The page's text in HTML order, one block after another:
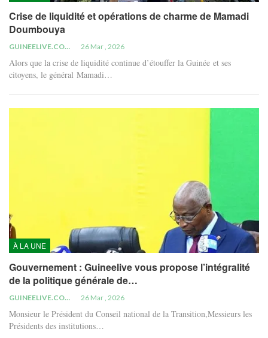
Crise de liquidité et opérations de charme de Mamadi
Doumbouya
GUINEELIVE.COM 26 Mar , 2026
Alors que la crise de liquidité continue d’étouffer la Guinée et ses
citoyens, le général Mamadi…
À LA UNE
Gouvernement : Guineelive vous propose l’intégralité
de la politique générale de…
GUINEELIVE.COM 26 Mar , 2026
Monsieur le Président du Conseil national de la Transition,Messieurs les
Présidents des institutions…